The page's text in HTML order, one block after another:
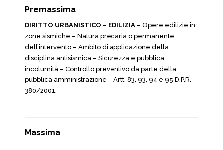
Premassima
DIRITTO URBANISTICO – EDILIZIA – Opere edilizie in
zone sismiche – Natura precaria o permanente
dell’intervento – Ambito di applicazione della
disciplina antisismica – Sicurezza e pubblica
incolumità – Controllo preventivo da parte della
pubblica amministrazione – Artt. 83, 93, 94 e 95 D.P.R.
380/2001.
Massima